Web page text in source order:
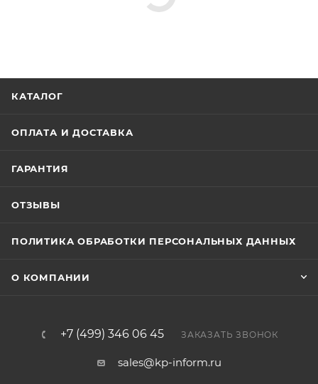
КАТАЛОГ
ОПЛАТА И ДОСТАВКА
ГАРАНТИЯ
ОТЗЫВЫ
ПОЛИТИКА ОБРАБОТКИ ПЕРСОНАЛЬНЫХ ДАННЫХ
О КОМПАНИИ
+7 (499) 346 06 45 ЗАКАЗАТЬ ЗВОНОК
sales@kp-inform.ru